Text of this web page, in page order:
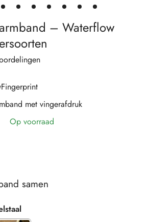
– Waterflow
met vingerafdruk
Op voorraad
samen